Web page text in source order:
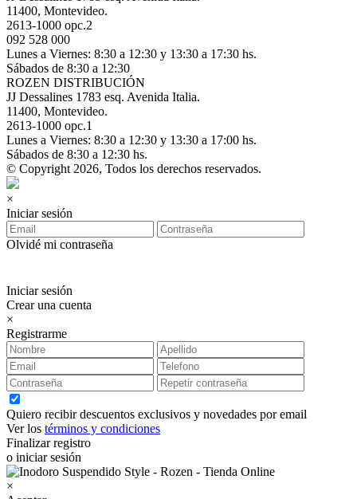
11400, Montevideo.
2613-1000 opc.2
092 528 000
Lunes a Viernes: 8:30 a 12:30 y 13:30 a 17:30 hs.
Sábados de 8:30 a 12:30
ROZEN DISTRIBUCIÓN
JJ Dessalines 1783 esq. Avenida Italia.
11400, Montevideo.
2613-1000 opc.1
Lunes a Viernes: 8:30 a 12:30 y 13:30 a 17:00 hs.
Sábados de 8:30 a 12:30 hs.
© Copyright 2026, Todos los derechos reservados.
×
Iniciar sesión
Olvidé mi contraseña
Iniciar sesión
Crear una cuenta
×
Registrarme
Quiero recibir descuentos exclusivos y novedades por email
Ver los términos y condiciones
Finalizar registro
o iniciar sesión
×